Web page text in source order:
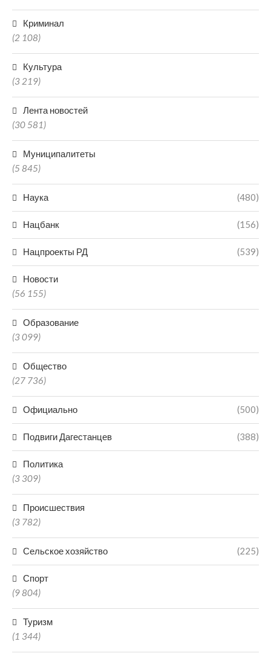
Криминал
(2 108)
Культура
(3 219)
Лента новостей
(30 581)
Муниципалитеты
(5 845)
Наука (480)
Нацбанк (156)
Нацпроекты РД (539)
Новости
(56 155)
Образование
(3 099)
Общество
(27 736)
Официально (500)
Подвиги Дагестанцев (388)
Политика
(3 309)
Происшествия
(3 782)
Сельское хозяйство (225)
Спорт
(9 804)
Туризм
(1 344)